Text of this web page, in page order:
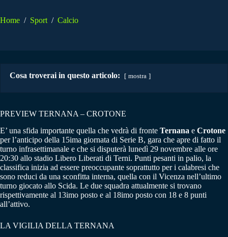
Home / Sport / Calcio
Cosa troverai in questo articolo: mostra
PREVIEW TERNANA – CROTONE
E’ una sfida importante quella che vedrà di fronte Ternana e Crotone
per l’anticipo della 15ima giornata di Serie B, gara che apre di fatto il
turno infrasettimanale e che si disputerà lunedì 29 novembre alle ore
20:30 allo stadio Libero Liberati di Terni. Punti pesanti in palio, la
classifica inizia ad essere preoccupante soprattutto per i calabresi che
sono reduci da una sconfitta interna, quella con il Vicenza nell’ultimo
turno giocato allo Scida. Le due squadra attualmente si trovano
rispettivamente al 13imo posto e al 18imo posto con 18 e 8 punti
all’attivo.
LA VIGILIA DELLA TERNANA